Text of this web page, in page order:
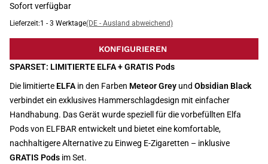
Sofort verfügbar
Lieferzeit:1 - 3 Werktage(DE - Ausland abweichend)
KONFIGURIEREN
SPARSET: LIMITIERTE ELFA + GRATIS Pods
Die limitierte ELFA in den Farben Meteor Grey und Obsidian Black
verbindet ein exklusives Hammerschlagdesign mit einfacher
Handhabung. Das Gerät wurde speziell für die vorbefüllten Elfa
Pods von ELFBAR entwickelt und bietet eine komfortable,
nachhaltigere Alternative zu Einweg E-Zigaretten – inklusive
GRATIS Pods im Set.